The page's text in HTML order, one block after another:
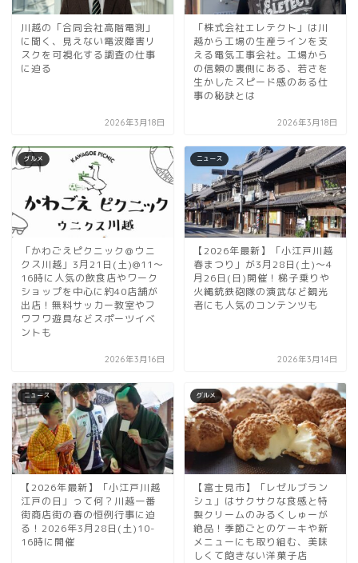
川越の「合同会社高階電測」
に聞く、見えない電波障害リ
スクを可視化する調査の仕事
に迫る
2026年3月18日
「株式会社エレテクト」は川
越から工場の生産ラインを支
える電気工事会社。工場から
の信頼の裏側にある、若さを
生かしたスピード感のある仕
事の秘訣とは
2026年3月18日
グルメ
「かわごえピクニック＠ウニ
クス川越」3月21日(土)@11〜
16時に人気の飲食店やワーク
ショップを中心に約40店舗が
出店！無料サッカー教室やフ
ワフワ遊具などスポーツイベ
ントも
2026年3月16日
ニュース
【2026年最新】「小江戸川越
春まつり」が3月28日(土)～4
月26日(日)開催！梯子乗りや
火縄銃鉄砲隊の演武など観光
者にも人気のコンテンツも
2026年3月14日
ニュース
【2026年最新】「小江戸川越
江戸の日」って何？川越一番
街商店街の春の恒例行事に迫
る！2026年3月28日(土)10-
16時に開催
グルメ
【富士見市】「レゼルブラン
シュ」はサクサクな食感と特
製クリームのみるくしゅーが
絶品！季節ごとのケーキや新
メニューにも取り組む、美味
しくて飽きない洋菓子店